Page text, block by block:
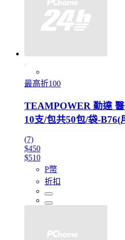
最高折100
TEAMPOWER 勤達
10支/包共50包/袋-B76(
(7)
$450
$510
P幣
折扣